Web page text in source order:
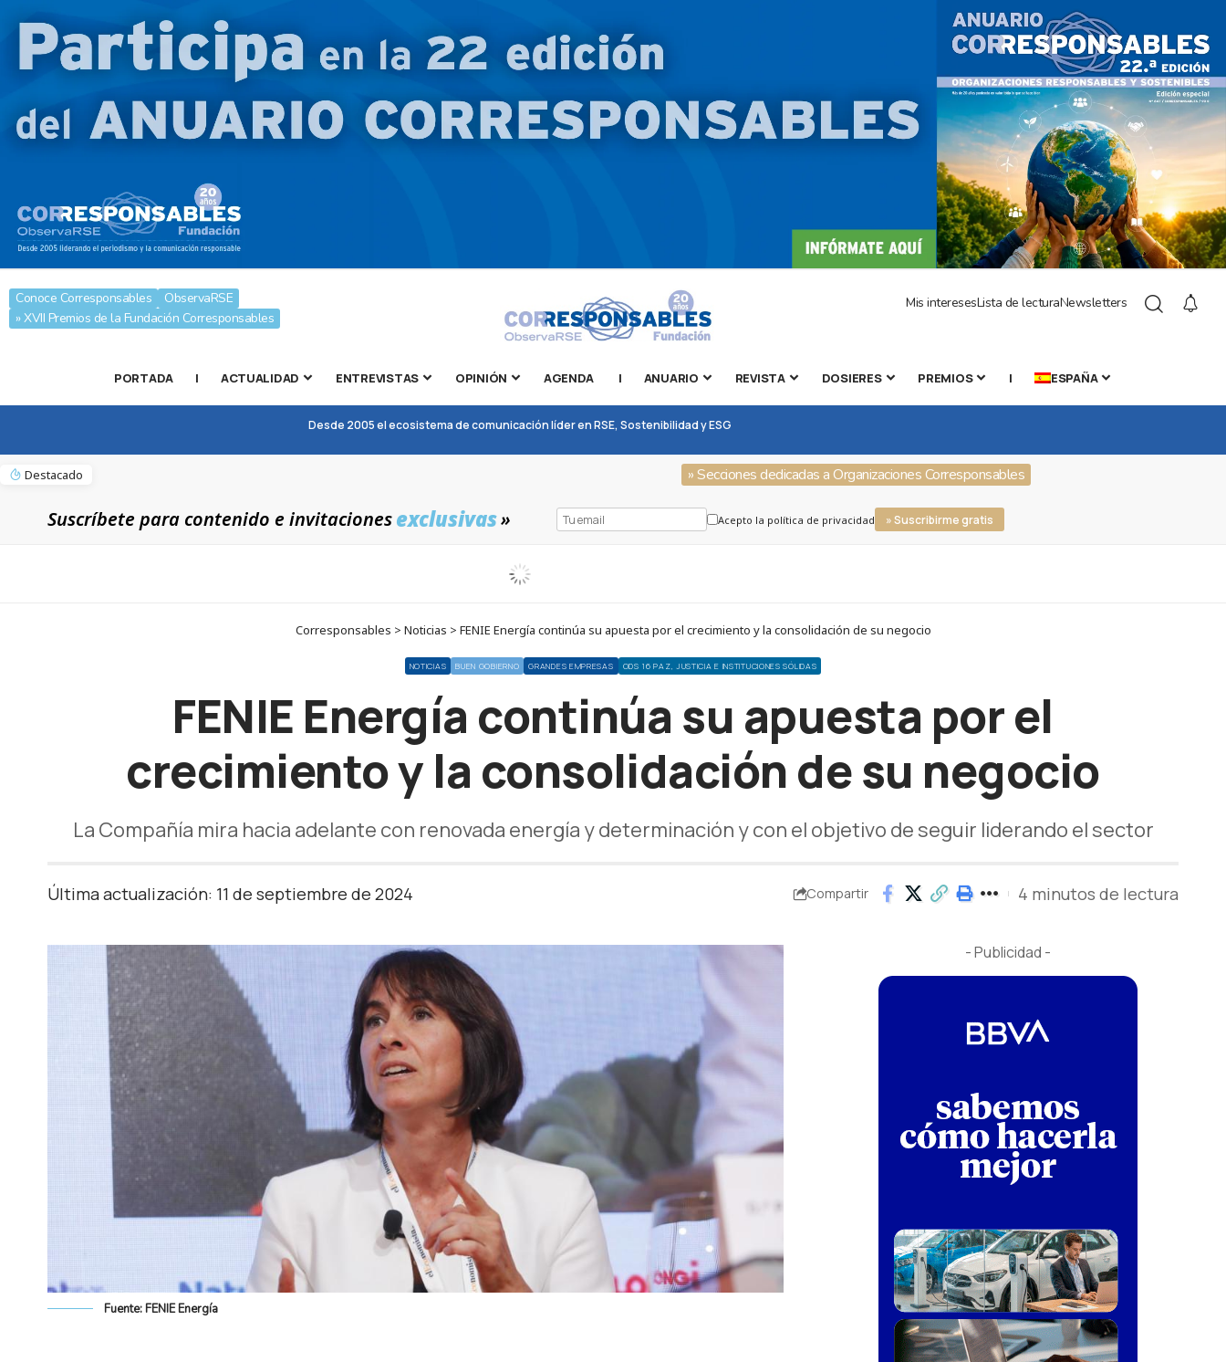
Conoce Corresponsables
ObservaRSE
» XVII Premios de la Fundación Corresponsables
Mis interesesLista de lecturaNewsletters
PORTADA | ACTUALIDAD ENTREVISTAS OPINIÓN AGENDA | ANUARIO REVISTA DOSIERES PREMIOS | ESPAÑA
Desde 2005 el ecosistema de comunicación líder en RSE, Sostenibilidad y ESG
Destacado » Secciones dedicadas a Organizaciones Corresponsables
Suscríbete para contenido e invitacionesexclusivas» Acepto la política de privacidad » Suscribirme gratis
Corresponsables > Noticias > FENIE Energía continúa su apuesta por el crecimiento y la consolidación de su negocio
NOTICIAS BUEN GOBIERNO GRANDES EMPRESAS ODS 16 PAZ, JUSTICIA E INSTITUCIONES SÓLIDAS
FENIE Energía continúa su apuesta por el
crecimiento y la consolidación de su negocio
La Compañía mira hacia adelante con renovada energía y determinación y con el objetivo de seguir liderando el sector
Última actualización: 11 de septiembre de 2024 Compartir 4 minutos de lectura
Fuente: FENIE Energía
- Publicidad -